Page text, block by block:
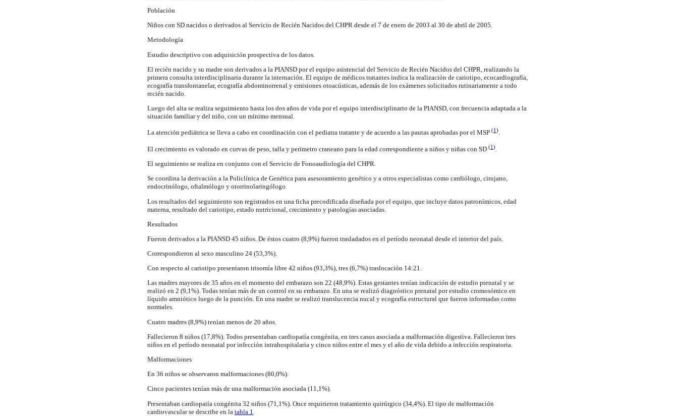
Población
Niños con SD nacidos o derivados al Servicio de Recién Nacidos del CHPR desde el 7 de enero de 2003 al 30 de abril de 2005.
Metodología
Estudio descriptivo con adquisición prospectiva de los datos.
El recién nacido y su madre son derivados a la PIANSD por el equipo asistencial del Servicio de Recién Nacidos del CHPR, realizando la
primera consulta interdisciplinaria durante la internación. El equipo de médicos tratantes indica la realización de cariotipo, ecocardiografía,
ecografía transfontanelar, ecografía abdominorrenal y emisiones otoacústicas, además de los exámenes solicitados rutinariamente a todo
recién nacido.
Luego del alta se realiza seguimiento hasta los dos años de vida por el equipo interdisciplinario de la PIANSD, con frecuencia adaptada a la
situación familiar y del niño, con un mínimo mensual.
La atención pediátrica se lleva a cabo en coordinación con el pediatra tratante y de acuerdo a las pautas aprobadas por el MSP (1).
El crecimiento es valorado en curvas de peso, talla y perímetro craneano para la edad correspondiente a niños y niñas con SD (1)
El seguimiento se realiza en conjunto con el Servicio de Fonoaudiología del CHPR.
Se coordina la derivación a la Policlínica de Genética para asesoramiento genético y a otros especialistas como cardiólogo, cirujano,
endocrinólogo, oftalmólogo y otorrinolaringólogo.
Los resultados del seguimiento son registrados en una ficha precodificada diseñada por el equipo, que incluye datos patronímicos, edad
materna, resultado del cariotipo, estado nutricional, crecimiento y patologías asociadas.
Resultados
Fueron derivados a la PIANSD 45 niños. De éstos cuatro (8,9%) fueron trasladados en el período neonatal desde el interior del país.
Correspondieron al sexo masculino 24 (53,3%).
Con respecto al cariotipo presentaron trisomía libre 42 niños (93,3%), tres (6,7%) traslocación 14:21.
Las madres mayores de 35 años en el momento del embarazo son 22 (48,9%). Estas gestantes tenían indicación de estudio prenatal y se
realizó en 2 (9,1%). Todas tenían más de un control en su embarazo. En una se realizó diagnóstico prenatal por estudio cromosómico en
líquido amniótico luego de la punción. En una madre se realizó translucencia nucal y ecografía estructural que fueron informadas como
normales.
Cuatro madres (8,9%) tenían menos de 20 años.
Fallecieron 8 niños (17,8%). Todos presentaban cardiopatía congénita, en tres casos asociada a malformación digestiva. Fallecieron tres
niños en el período neonatal por infección intrahospitalaria y cinco niños entre el mes y el año de vida debido a infección respiratoria.
Malformaciones
En 36 niños se observaron malformaciones (80,0%).
Cinco pacientes tenían más de una malformación asociada (11,1%).
Presentaban cardiopatía congénita 32 niños (71,1%). Once requirieron tratamiento quirúrgico (34,4%). El tipo de malformación
cardiovascular se describe en la tabla 1